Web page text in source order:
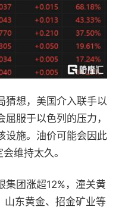
猜想，美国介入联手以
服于以色列的压力，
设施。油价可能会因此
维持太久。
集团涨超12%，潼关黄
山东黄金、招金矿业等